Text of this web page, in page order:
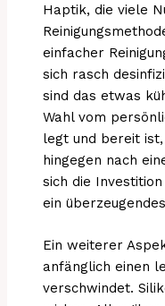
Haptik, die viele
einfacher
sich rasch
sind das etwas
Wahl vom
legt und bereit
hingegen nach
sich die
ein
Ein weiterer
anfänglich einen
verschwindet.